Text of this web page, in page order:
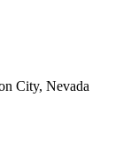
City, Nevada